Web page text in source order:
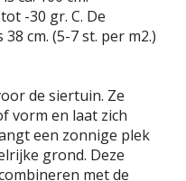
-30 gr. C. De
cm. (5-7 st. per m2.)
de siertuin. Ze
vorm en laat zich
een zonnige plek
grond. Deze
met de